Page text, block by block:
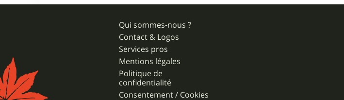
Qui sommes-nous ?
Contact & Logos
Services pros
Mentions légales
Politique de
confidentialité
Consentement / Cookies